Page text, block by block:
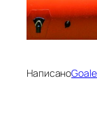
Написано